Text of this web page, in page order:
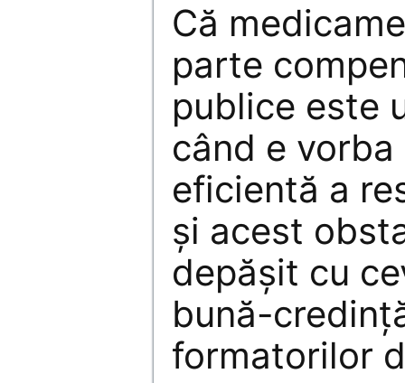
Că
parte
publice este
când e
eficientă a
şi acest
depăşit cu
bună-
formatorilor